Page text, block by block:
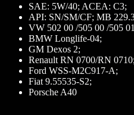
SAE: 5W/40; ACEA: C3;
API: SN/SM/CF; MB
VW 502 00 /505 00 /505
BMW Longlife-04;
GM Dexos 2;
Renault RN 0700/RN 0710;
Ford WSS-M2C917-A;
Fiat 9.55535-S2;
Porsche A40